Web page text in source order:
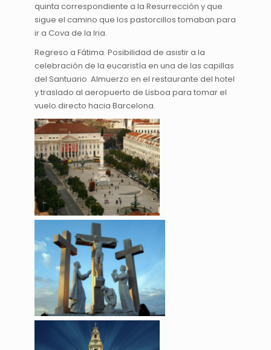
quinta correspondiente a la Resurrección y que
sigue el camino que los pastorcillos tomaban para
ir a Cova de la Iria.
Regreso a Fátima. Posibilidad de asistir a la
celebración de la eucaristía en una de las capillas
del Santuario. Almuerzo en el restaurante del hotel
y traslado al aeropuerto de Lisboa para tomar el
vuelo directo hacia Barcelona.